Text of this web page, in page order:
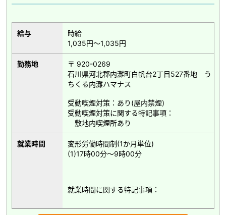
給与
時給
1,035円～1,035円
勤務地
〒 920-0269
石川県河北郡内灘町白帆台2丁目527番地 う
ちくる内灘ハマナス
受動喫煙対策：あり(屋内禁煙)
受動喫煙対策に関する特記事項：
敷地内喫煙所あり
就業時間
変形労働時間制(1か月単位)
(1)17時00分～9時00分
就業時間に関する特記事項：